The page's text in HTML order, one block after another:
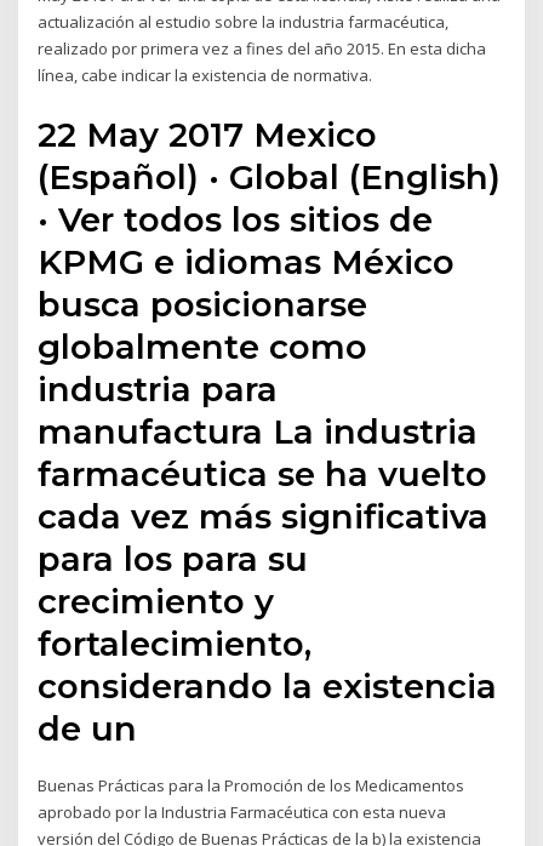
actualización al estudio sobre la industria farmacéutica,
realizado por primera vez a fines del año 2015. En esta dicha
línea, cabe indicar la existencia de normativa.
22 May 2017 Mexico
(Español) · Global (English)
· Ver todos los sitios de
KPMG e idiomas México
busca posicionarse
globalmente como
industria para
manufactura La industria
farmacéutica se ha vuelto
cada vez más significativa
para los para su
crecimiento y
fortalecimiento,
considerando la existencia
de un
Buenas Prácticas para la Promoción de los Medicamentos
aprobado por la Industria Farmacéutica con esta nueva
versión del Código de Buenas Prácticas de la b) la existencia